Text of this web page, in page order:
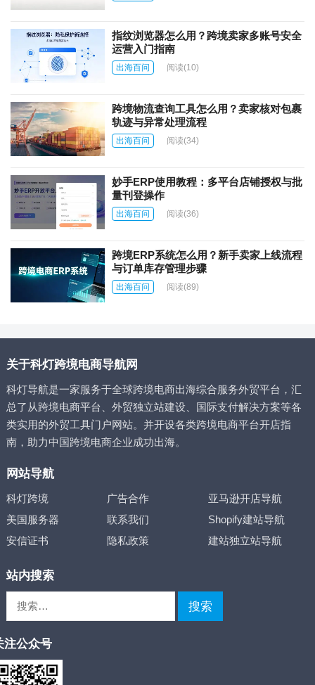
指纹浏览器怎么用？跨境卖家多账号安全
运营入门指南
出海百问 阅读(10)
跨境物流查询工具怎么用？卖家核对包裹
轨迹与异常处理流程
出海百问 阅读(34)
妙手ERP使用教程：多平台店铺授权与批
量刊登操作
出海百问 阅读(36)
跨境ERP系统怎么用？新手卖家上线流程
与订单库存管理步骤
出海百问 阅读(89)
关于科灯跨境电商导航网
科灯导航是一家服务于全球跨境电商出海综合服务外贸平台，汇
总了从跨境电商平台、外贸独立站建设、国际支付解决方案等各
类实用的外贸工具门户网站。并开设各类跨境电商平台开店指
南，助力中国跨境电商企业成功出海。
网站导航
科灯跨境 广告合作
亚马逊开店导航
美国服务器
联系我们
Shopify建站导航
安信证书
隐私政策 建站独立站导航
站内搜索
注公众号